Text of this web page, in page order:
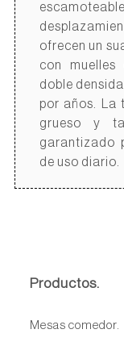
ofrecen un
con muelles
doble
por años. La
grueso y
garantizado
de uso diario.
Productos.
Mesas comedor.